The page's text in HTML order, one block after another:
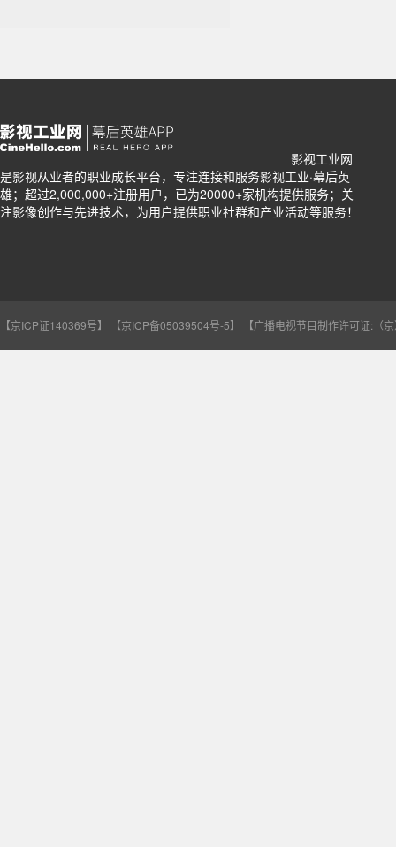
关注影像创作与先进技术
影视工业网
是影视从业者的职业成长平台，专注连接和服务影视工业·幕后英
雄；超过2,000,000+注册用户，已为20000+家机构提供服务；关
注影像创作与先进技术，为用户提供职业社群和产业活动等服务！
【京ICP证140369号】 【京ICP备05039504号-5】 【广播电视节目制作许可证:（